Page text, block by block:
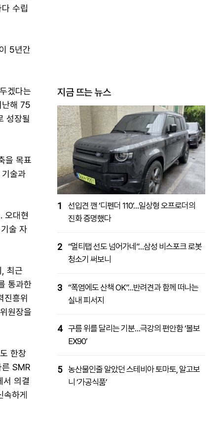
수립
5년간
겠다는
난해 75
성장될
을 목표
술과
오대현
술 자
최근
통과한
흥위
원장을
한창
SMR
서 의결
하게
지금 뜨는 뉴스
1
선입견 깬 ‘디펜더 110’…일상형 오프로더의
진화 증명했다
2 “멀티탭 선도 넘어가네”…삼성 비스포크 로봇
청소기 써보니
3 “폭염에도 산책 OK”…반려견과 함께 떠나는
실내 피서지
4 구름 위를 달리는 기분…극강의 편안함 ‘볼보
EX90’
5 농산물인줄 알았던 스테비아 토마토, 알고보
니 ‘가공식품’